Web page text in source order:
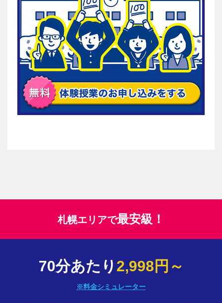
札幌エリアで最安級！
70分あたり 2,998円～
※料金シミュレーター